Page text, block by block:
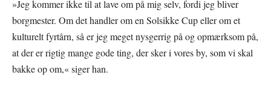
»Jeg kommer ikke til at lave om på mig selv, fordi jeg bliver
borgmester. Om det handler om en Solsikke Cup eller om et
kulturelt fyrtårn, så er jeg meget nysgerrig på og opmærksom på,
at der er rigtig mange gode ting, der sker i vores by, som vi skal
bakke op om,« siger han.